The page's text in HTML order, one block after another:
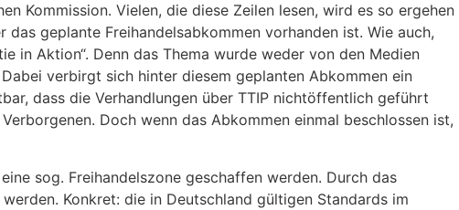
Kommission. Vielen, die diese Zeilen lesen, wird es so ergehen
geplante Freihandelsabkommen vorhanden ist. Wie auch,
in Aktion“. Denn das Thema wurde weder von den Medien
verbirgt sich hinter diesem geplanten Abkommen ein
dass die Verhandlungen über TTIP nichtöffentlich geführt
Doch wenn das Abkommen einmal beschlossen ist,
sog. Freihandelszone geschaffen werden. Durch das
Konkret: die in Deutschland gültigen Standards im